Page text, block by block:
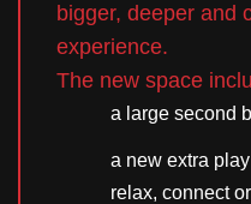
bigger, deeper and
experience.
The new space
a large second
a new extra
relax, connect